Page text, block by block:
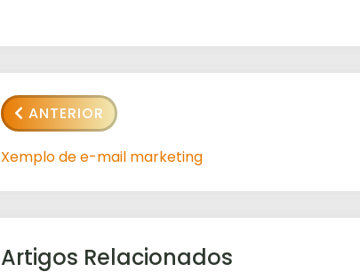
ANTERIOR
Xemplo de e-mail marketing
Artigos Relacionados